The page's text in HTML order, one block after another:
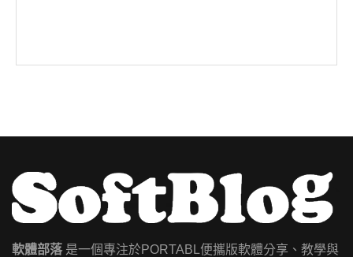
軟體部落是一個專注於PORTABL便攜版軟體分享、教學與